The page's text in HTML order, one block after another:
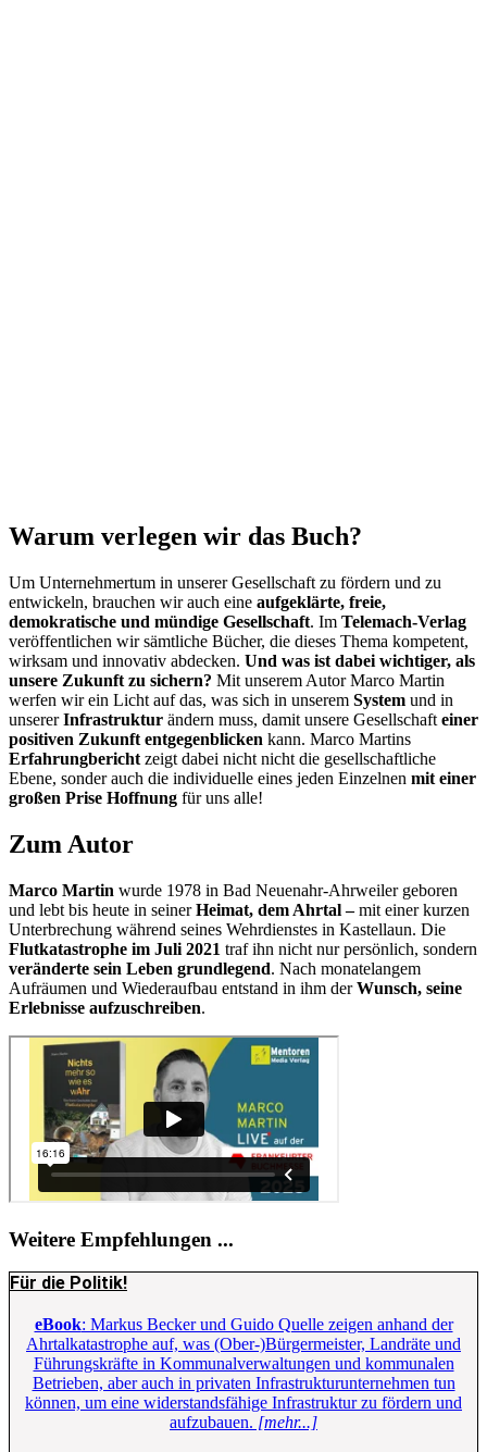
Warum verlegen wir das Buch?
Um Unternehmertum in unserer Gesellschaft zu fördern und zu
entwickeln, brauchen wir auch eine aufgeklärte, freie,
demokratische und mündige Gesellschaft. Im Telemach-Verlag
veröffentlichen wir sämtliche Bücher, die dieses Thema kompetent,
wirksam und innovativ abdecken. Und was ist dabei wichtiger, als
unsere Zukunft zu sichern? Mit unserem Autor Marco Martin
werfen wir ein Licht auf das, was sich in unserem System und in
unsererInfrastruktur ändern muss, damit unsere Gesellschaft einer
positiven Zukunft entgegenblicken kann. Marco Martins
Erfahrungbericht zeigt dabei nicht nicht die gesellschaftliche
Ebene, sonder auch die individuelle eines jeden Einzelnen mit einer
großen Prise Hoffnung für uns alle!
Zum Autor
Marco Martin wurde 1978 in Bad Neuenahr-Ahrweiler geboren
und lebt bis heute in seinerHeimat, dem Ahrtal –mit einer kurzen
Unterbrechung während seines Wehrdienstes in Kastellaun. Die
Flutkatastrophe im Juli 2021 traf ihn nicht nur persönlich, sondern
veränderte sein Leben grundlegend. Nach monatelangem
Aufräumen und Wiederaufbau entstand in ihm derWunsch, seine
Erlebnisse aufzuschreiben.
Weitere Empfehlungen ...
Für die Politik!
eBook: Markus Becker und Guido Quelle zeigen anhand der
Ahrtalkatastrophe auf, was (Ober-)Bürgermeister, Landräte und
Führungskräfte in Kommunalverwaltungen und kommunalen
Betrieben, aber auch in privaten Infrastrukturunternehmen tun
können, um eine widerstandsfähige Infrastruktur zu fördern und
aufzubauen. [mehr...]